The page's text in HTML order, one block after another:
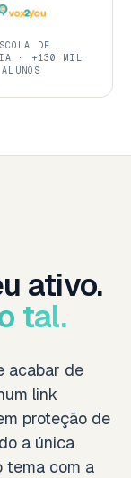
DE
· +130 MIL
ALUNOS
ativo.
tal.
acabar de
link
proteção de
a única
tema com a